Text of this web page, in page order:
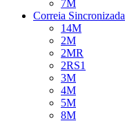
7M
Correia Sincronizada
14M
2M
2MR
2RS1
3M
4M
5M
8M